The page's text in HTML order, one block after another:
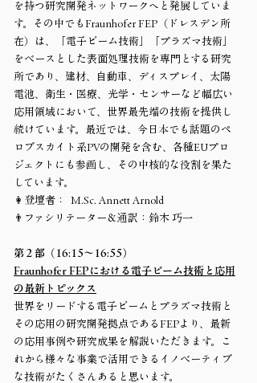
を持つ研究開発ネットワークへと発展していま
す。その中でもFraunhofer FEP（ドレスデン所
在）は、「電子ビーム技術」「プラズマ技術」
をベースとした表面処理技術を専門とする研究
所であり、建材、自動車、ディスプレイ、太陽
電池、衛生・医療、光学・センサーなど幅広い
応用領域において、世界最先端の技術を提供し
続けています。最近では、今日本でも話題のペ
ロブスカイト系PVの開発を含む、各種EUプロ
ジェクトにも参画し、その中核的な役割を果た
しています。
👩登壇者： M.Sc. Annett Arnold
👨ファシリテーター＆通訳：鈴木 巧一
第２部（16:15～16:55）
Fraunhofer FEPにおける電子ビーム技術と応用
の最新トピックス
世界をリードする電子ビームとプラズマ技術と
その応用の研究開発拠点であるFEPより、最新
の応用事例や研究成果を解説いただきます。こ
れから様々な事業で活用できるイノベーティブ
な技術がたくさんあると思います。